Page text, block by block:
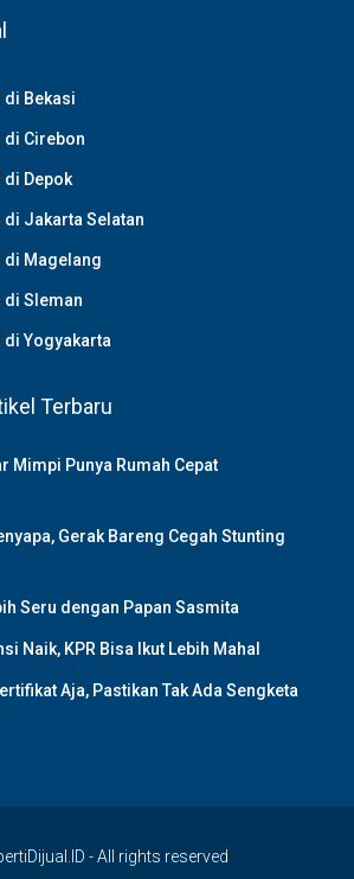
di Bekasi
di Cirebon
di Depok
Jakarta Selatan
di Magelang
di Sleman
Yogyakarta
Terbaru
Mimpi Punya Rumah Cepat
Gerak Bareng Cegah Stunting
Seru dengan Papan Sasmita
Naik, KPR Bisa Ikut Lebih Mahal
Aja, Pastikan Tak Ada Sengketa
- All rights reserved